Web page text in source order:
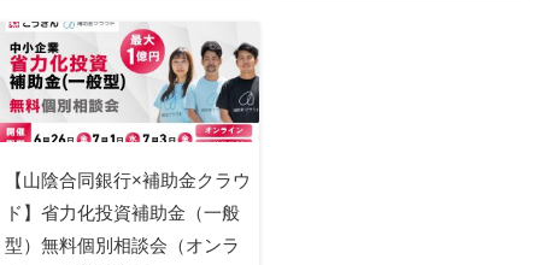
【山陰合同銀行×補助金クラウ
ド】省力化投資補助金（一般
型）無料個別相談会（オンラ